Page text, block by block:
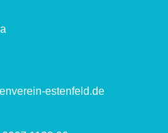
estenfeld.de